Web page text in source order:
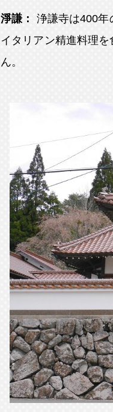
淨謙：
浄謙寺は400年
イタリアン精進料理
ん。